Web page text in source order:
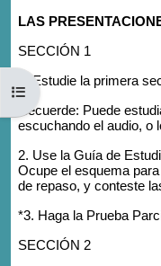
Open course index
LAS
SECCIÓN 1
1. Estudie la primera
Recuerde: Puede
escuchando el audio, o
2. Use la Guía de
Ocupe el esquema
de repaso, y conteste
*3. Haga la Prueba
SECCIÓN 2